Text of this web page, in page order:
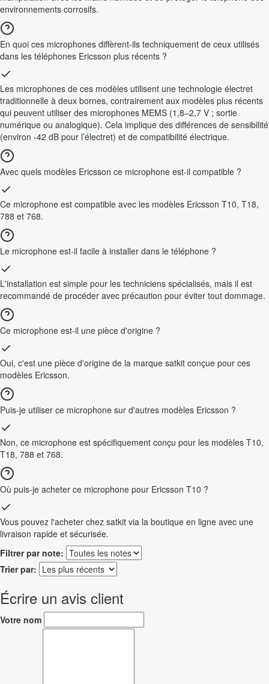
environnements corrosifs.
En quoi ces microphones diffèrent-ils techniquement de ceux utilisés
dans les téléphones Ericsson plus récents ?
Les microphones de ces modèles utilisent une technologie électret
traditionnelle à deux bornes, contrairement aux modèles plus récents
qui peuvent utiliser des microphones MEMS (1,8–2,7 V ; sortie
numérique ou analogique). Cela implique des différences de sensibilité
(environ -42 dB pour l’électret) et de compatibilité électrique.
Avec quels modèles Ericsson ce microphone est-il compatible ?
Ce microphone est compatible avec les modèles Ericsson T10, T18,
788 et 768.
Le microphone est-il facile à installer dans le téléphone ?
L'installation est simple pour les techniciens spécialisés, mais il est
recommandé de procéder avec précaution pour éviter tout dommage.
Ce microphone est-il une pièce d'origine ?
Oui, c'est une pièce d'origine de la marque satkit conçue pour ces
modèles Ericsson.
Puis-je utiliser ce microphone sur d'autres modèles Ericsson ?
Non, ce microphone est spécifiquement conçu pour les modèles T10,
T18, 788 et 768.
Où puis-je acheter ce microphone pour Ericsson T10 ?
Vous pouvez l'acheter chez satkit via la boutique en ligne avec une
livraison rapide et sécurisée.
Filtrer par note:
Trier par:
Écrire un avis client
Votre nom